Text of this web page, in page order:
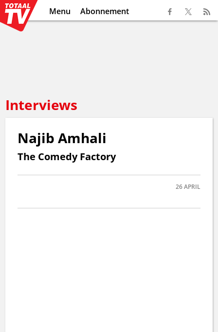
Menu Abonnement
Interviews
Najib Amhali
The Comedy Factory
26APRIL